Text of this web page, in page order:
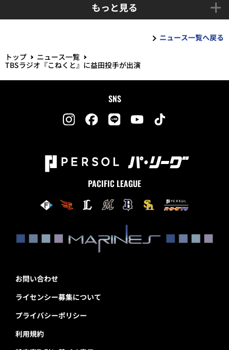
もっと見る
ニュース一覧へ戻る
トップ
ニュース一覧
TBSラジオ『こねくと』に益田投手が出演
SNS
PACIFIC LEAGUE
お問い合わせ
ライセンシー募集について
プライバシーポリシー
利用規約